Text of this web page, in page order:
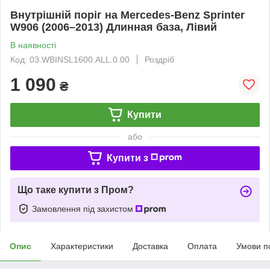
Внутрішній поріг на Mercedes-Benz Sprinter
W906 (2006–2013) Длинная база, Лівий
В наявності
Код: 03.WBINSL1600.ALL.0.00
Роздріб
1 090 ₴
Купити
або
Купити з
Що таке купити з Пром?
Замовлення під захистом
Опис Характеристики Доставка Оплата Умови